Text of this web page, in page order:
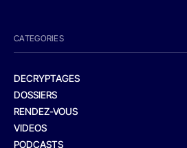
CATEGORIES
DECRYPTAGES
DOSSIERS
RENDEZ-VOUS
VIDEOS
PODCASTS